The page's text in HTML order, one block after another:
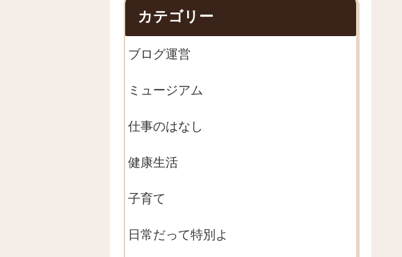
カテゴリー
ブログ運営
ミュージアム
仕事のはなし
健康生活
子育て
日常だって特別よ